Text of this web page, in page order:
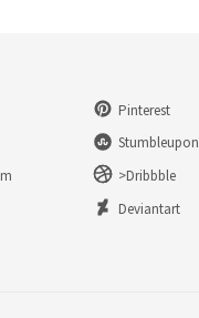
Pinterest
Stumbleupon
>Dribbble
Deviantart